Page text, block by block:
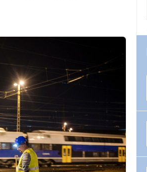
window